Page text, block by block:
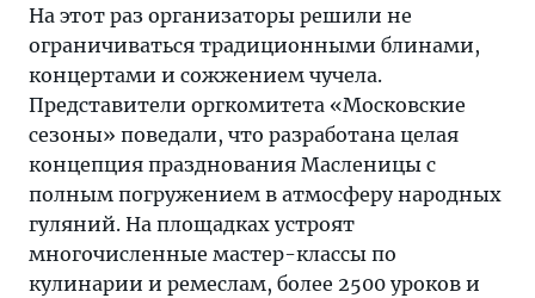
районах,
а
в
последние
выходные
февраля
к
празднованию
подключатся
парки
На этот раз организаторы решили не
ограничиваться традиционными блинами,
концертами и сожжением чучела.
Представители оргкомитета «Московские
сезоны» поведали, что разработана целая
концепция празднования Масленицы с
полным погружением в атмосферу народных
гуляний. На площадках устроят
многочисленные мастер-классы по
кулинарии и ремеслам, более 2500 уроков и